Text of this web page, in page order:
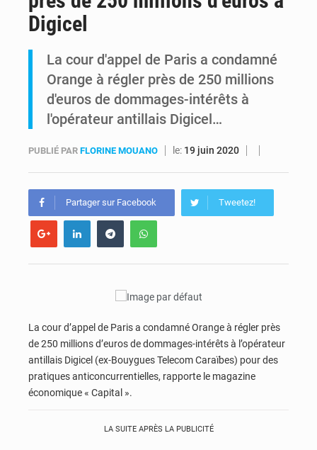
Comment des milliers d’Africains protègent et font fructifier leur argent avec l’USDT
Digicel
La cour d'appel de Paris a condamné
Orange à régler près de 250 millions
d'euros de dommages-intérêts à
l'opérateur antillais Digicel…
PUBLIÉ PAR FLORINE MOUANO le: 19 juin 2020
Partager sur Facebook Tweetez!
La cour d’appel de Paris a condamné Orange à régler près
de 250 millions d’euros de dommages-intérêts à l’opérateur
antillais Digicel (ex-Bouygues Telecom Caraïbes) pour des
pratiques anticoncurrentielles, rapporte le magazine
économique « Capital ».
LA SUITE APRÈS LA PUBLICITÉ